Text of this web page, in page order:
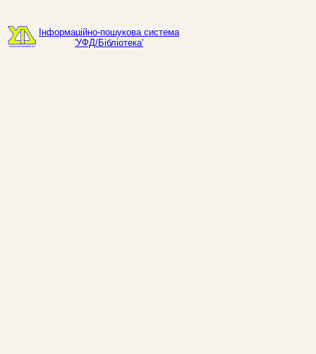
Інформаційно-пошукова система
'УФД/Бібліотека'